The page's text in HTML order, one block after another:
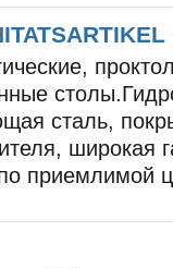
сталь,
широкая
приемлимой